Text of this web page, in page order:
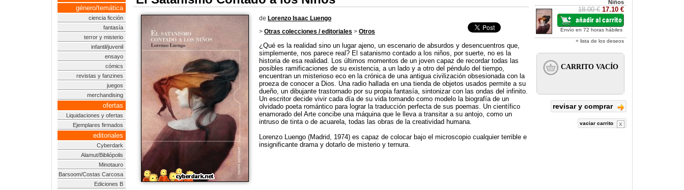
género/temática
ciencia ficción
fantasía
terror y misterio
infantil/juvenil
ensayo
cómics
revistas y fanzines
juegos
merchandising
ofertas
Liquidaciones y ofertas
Ejemplares firmados
editoriales
Cyberdark
Alamut/Bibliópolis
Minotauro
Barsoom/Costas Carcosa
Ediciones B
de Lorenzo Isaac Luengo
> Otras colecciones / editoriales > Otros
¿Qué es la realidad sino un lugar ajeno, un escenario de absurdos y desencuentros que,
simplemente, nos parece real? El satanismo contado a los niños, por suerte, no es la
historia de esa realidad. Los últimos momentos de un joven capaz de recordar todas las
posibles ramificaciones de su existencia, a un lado y a otro del péndulo del tiempo,
encuentran un misterioso eco en la crónica de una antigua civilización obsesionada con la
proeza de conocer a Dios. Una radio hallada en una tienda de objetos usados permite a su
dueño, un dibujante trastornado por su propia fantasía, sintonizar con las ondas del infinito.
Un escritor decide vivir cada día de su vida tomando como modelo la biografía de un
olvidado poeta romántico para lograr la traducción perfecta de sus poemas. Un científico
enamorado del Arte concibe una máquina que le lleva a transitar a su antojo, como un
intruso de tinta o de acuarela, todas las obras de la creatividad humana.
Lorenzo Luengo (Madrid, 1974) es capaz de colocar bajo el microscopio cualquier terrible e
insignificante drama y dotarlo de misterio y ternura.
Niños
18.00 € 17.10 €
Envío en 72 horas hábiles
+ lista de los deseos
revisar y comprar
vaciar carrito